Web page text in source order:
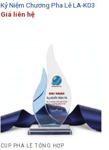
Kỷ Niệm Chương Pha Lê LA-K03
Giá liên hệ
CÚP PHA LÊ TỔNG HỢP